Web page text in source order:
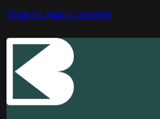
Skip to main content